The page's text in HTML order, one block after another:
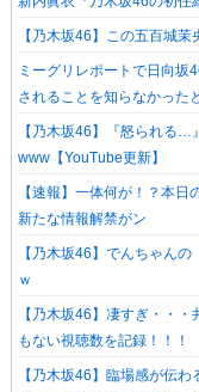
【乃木坂46】この五百城茉
ミーグリレポートで日向坂
されることを知らなかった
【乃木坂46】『怒られる…
www【YouTube更新】
【速報】一体何が！？本
新たな情報解禁がン
【乃木坂46】でんちゃん
ｗ
【乃木坂46】凄すぎ・・
もない視聴数を記録！！！
【乃木坂46】臨場感が伝